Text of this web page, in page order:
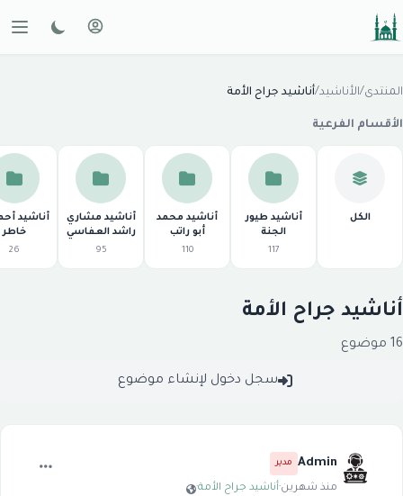
/الأناشيد/أناشيد جراح الأمة
الفرعية
الكل
أناشيد طيور
الجنة
117
أناشيد محمد
أبو راتب
110
أناشيد مشاري
راشد العفاسي
95
أناشيد
خاطر
26
جراح الأمة
سجل دخول لإنشاء موضوع
Admin مدير
منذ شهرين·أناشيد جراح الأمة·